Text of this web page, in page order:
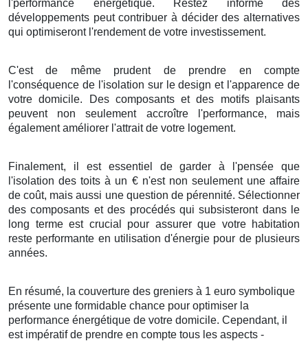
l'performance énergétique. Restez informédes
développements peutcontribuer à déciderdesalternatives
qui optimiserontl'rendementde votre investissement.
C'est de même prudentde prendre en compte
l'conséquence de l'isolation sur ledesign et l'apparence de
votredomicile. Des composantset des motifs
plaisants
peuvent non seulement accroîtrel'performance, mais
également améliorer l'attraitde votre logement.
Finalement, il est essentiel degarder à l'pensée que
l'isolation destoits à un €n'est non seulementuneaffaire
decoût, maisaussi une question de pérennité. Sélectionner
descomposants et des procédésquisubsisterontdans le
long termeest crucial pour assurerque votre habitation
reste performante en utilisation d'énergie pour de plusieurs
années.
En résumé, la couverture des greniers à 1 euro symbolique
présente une formidable chance pour optimiser la
performance énergétique de votre domicile. Cependant, il
est impératifde prendre en compte tous les aspects -